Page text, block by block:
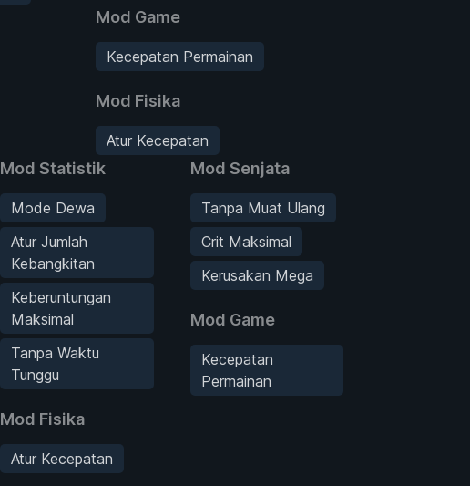
Mod Game
Kecepatan Permainan
Mod Fisika
Atur Kecepatan
Mod Statistik
Mode Dewa
Atur Jumlah
Kebangkitan
Keberuntungan
Maksimal
Tanpa Waktu
Tunggu
Mod Fisika
Atur Kecepatan
Mod Senjata
Tanpa Muat Ulang
Crit Maksimal
Kerusakan Mega
Mod Game
Kecepatan
Permainan